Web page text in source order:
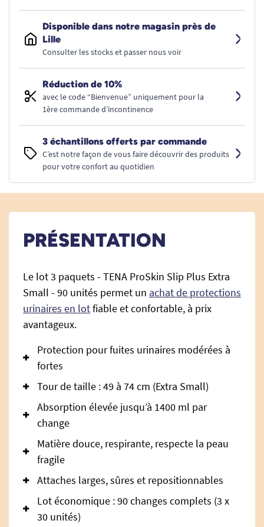
Disponible dans notre magasin près de
Lille
Consulter les stocks et passer nous voir
Réduction de 10%
avec le code “Bienvenue” uniquement pour la
1ère commande d’incontinence
3 échantillons offerts par commande
C’est notre façon de vous faire découvrir des produits
pour votre confort au quotidien
PRÉSENTATION
Le lot 3 paquets - TENA ProSkin Slip Plus Extra
Small - 90 unités permet un achat de protections
urinaires en lotfiable et confortable, à prix
avantageux.
Protection pour fuites urinaires modérées à
fortes
Tour de taille : 49 à 74 cm (Extra Small)
Absorption élevée jusqu’à 1400 ml par
change
Matière douce, respirante, respecte la peau
fragile
Attaches larges, sûres et repositionnables
Lot économique : 90 changes complets (3 x
30 unités)